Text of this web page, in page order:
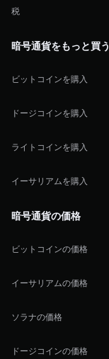
税
暗号通貨をもっと買う
ビットコインを購入
ドージコインを購入
ライトコインを購入
イーサリアムを購入
暗号通貨の価格
ビットコインの価格
イーサリアムの価格
ソラナの価格
ドージコインの価格